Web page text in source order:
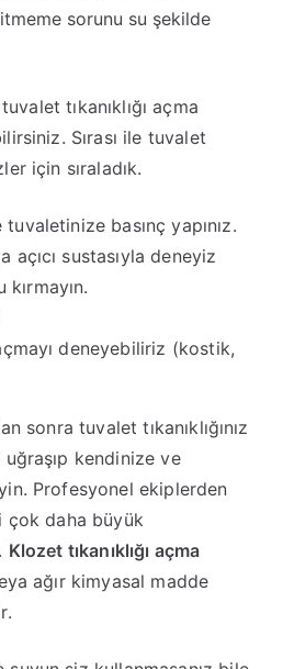
sorunu su şekilde
tuvalet tıkanıklığı açma
Sırası ile tuvalet
için sıraladık.
basınç yapınız.
açıcı sustasıyla deneyiz
deneyebiliriz (kostik,
sonra tuvalet tıkanıklığınız
kendinize ve
Profesyonel ekiplerden
çok daha büyük
Klozet tıkanıklığı açma
ağır kimyasal madde